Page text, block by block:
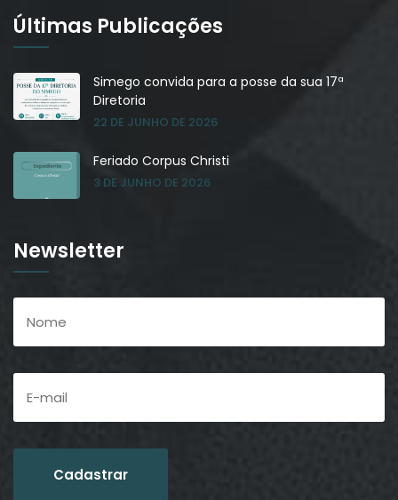
Últimas Publicações
Simego convida para a posse da sua 17ª
Diretoria
22 DE JUNHO DE 2026
Feriado Corpus Christi
3 DE JUNHO DE 2026
Newsletter